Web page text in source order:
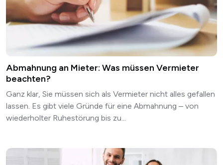
Abmahnung an Mieter: Was müssen Vermieter
beachten?
Ganz klar, Sie müssen sich als Vermieter nicht alles gefallen
lassen. Es gibt viele Gründe für eine Abmahnung – von
wiederholter Ruhestörung bis zu...